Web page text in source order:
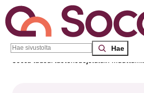
Siirry sisältöön
Search
Socca – Etelä-Suomen sosiaalialan
Socca lausui lastensuojelulain